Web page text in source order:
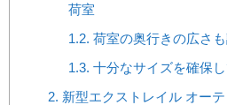
荷室
1.2. 荷室の奥行きの広さ
1.3. 十分なサイズを確保
2. 新型エクストレイル オー